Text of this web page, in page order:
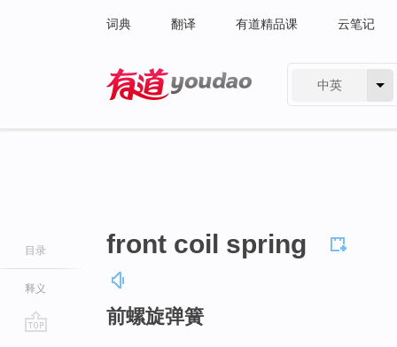
词典 翻译 有道精品课 云笔记
中英
目录
释义
front coil spring
前螺旋弹簧